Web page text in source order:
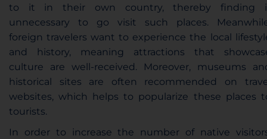
to
it in their own country, thereby finding
unnecessary to go visit such places.
foreign travelers want to experience the local
and history,
meaning attractions that
culture are well-received. Moreover, museums
historical sites are often recommended on
websites, which helps to popularize these places
tourists.
In order to increase the number of native